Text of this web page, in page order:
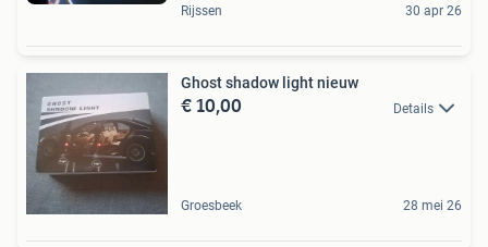
Rijssen 30 apr 26
Ghost shadow light nieuw
€ 10,00 Details
Groesbeek 28 mei 26